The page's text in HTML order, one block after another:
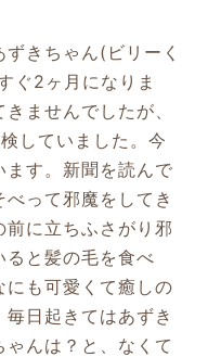
ずきちゃん(ビリーく
ぐ2ヶ月になりま
ませんでしたが、
していました。今
す。新聞を読んで
って邪魔をしてき
前に立ちふさがり邪
ると髪の毛を食べ
にも可愛くて癒しの
日起きてはあずき
んは？と、なくて